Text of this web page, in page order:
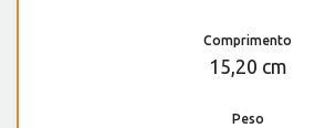
Comprimento
15,20 cm
Peso